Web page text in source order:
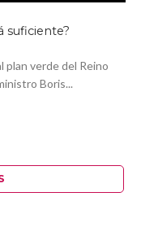
suficiente?
plan verde del Reino
Boris...